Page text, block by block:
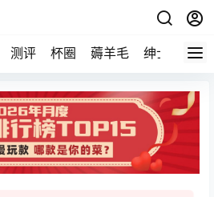
测评 杯圈 薅羊毛 绅士 视频